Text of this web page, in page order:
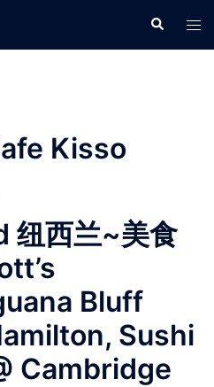
Search
Kisso
纽西兰~美食
Bluff
Sushi
Cambridge